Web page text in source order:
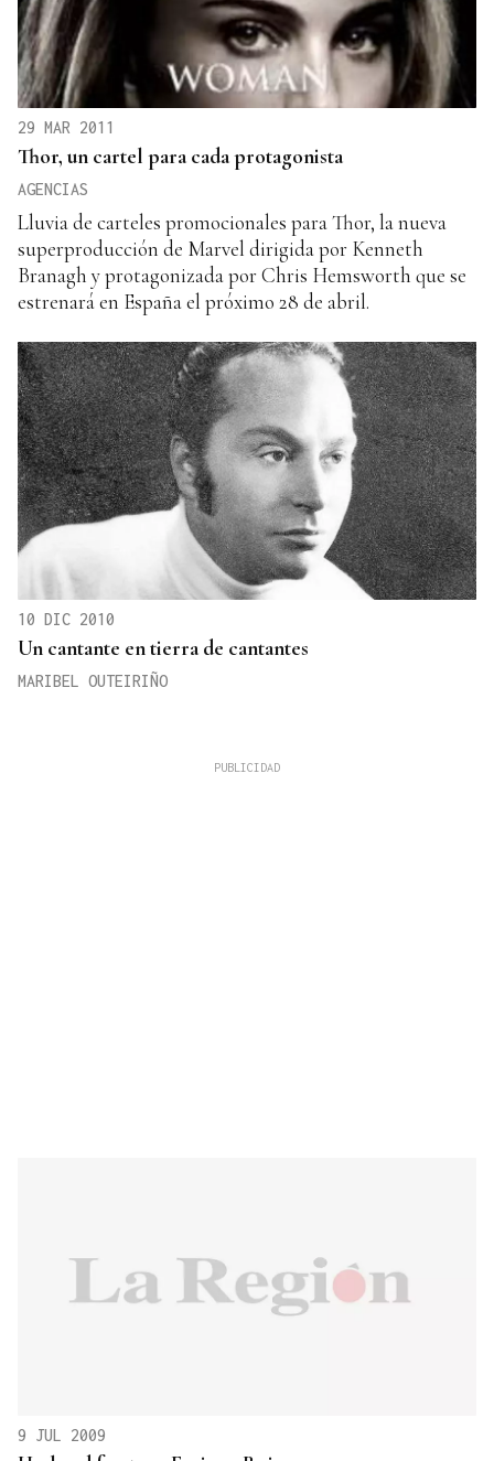
29 MAR 2011
Thor, un cartel para cada protagonista
AGENCIAS
Lluvia de carteles promocionales para Thor, la nueva
superproducción de Marvel dirigida por Kenneth
Branagh y protagonizada por Chris Hemsworth que se
estrenará en España el próximo 28 de abril.
10 DIC 2010
Un cantante en tierra de cantantes
MARIBEL OUTEIRIÑO
9 JUL 2009